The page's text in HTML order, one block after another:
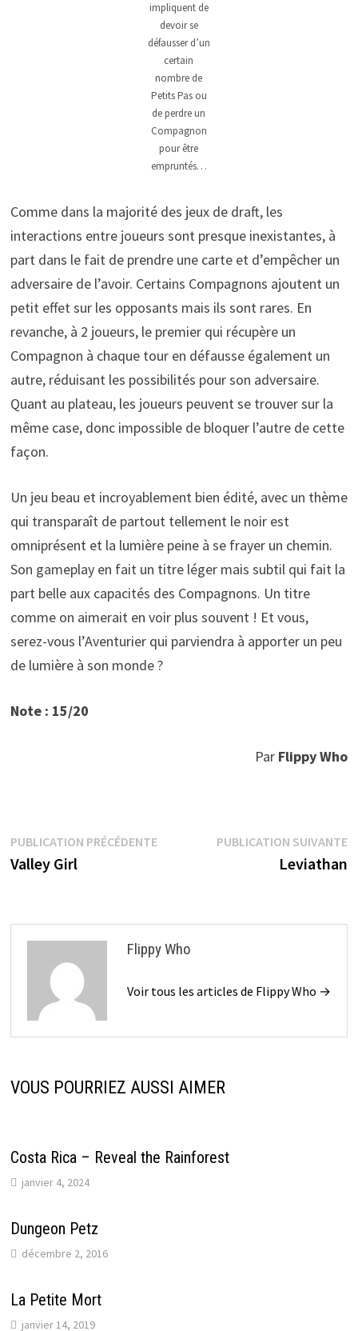
impliquent de
devoir se
défausser d’un
certain
nombre de
Petits Pas ou
de perdre un
Compagnon
pour être
empruntés…
Comme dans la majorité des jeux de draft, les
interactions entre joueurs sont presque inexistantes, à
part dans le fait de prendre une carte et d’empêcher un
adversaire de l’avoir. Certains Compagnons ajoutent un
petit effet sur les opposants mais ils sont rares. En
revanche, à 2 joueurs, le premier qui récupère un
Compagnon à chaque tour en défausse également un
autre, réduisant les possibilités pour son adversaire.
Quant au plateau, les joueurs peuvent se trouver sur la
même case, donc impossible de bloquer l’autre de cette
façon.
Un jeu beau et incroyablement bien édité, avec un thème
qui transparaît de partout tellement le noir est
omniprésent et la lumière peine à se frayer un chemin.
Son gameplay en fait un titre léger mais subtil qui fait la
part belle aux capacités des Compagnons. Un titre
comme on aimerait en voir plus souvent ! Et vous,
serez-vous l’Aventurier qui parviendra à apporter un peu
de lumière à son monde ?
Note : 15/20
Par Flippy Who
Navigation
de
PUBLICATION PRÉCÉDENTEPublication
Valley Girl
PUBLICATION SUIVANTE
Leviathan
Flippy Who
Voir tous les articles de Flippy Who →
VOUS POURRIEZ AUSSI AIMER
Costa Rica – Reveal the Rainforest
janvier 4, 2024
Dungeon Petz
décembre 2, 2016
La Petite Mort
janvier 14, 2019